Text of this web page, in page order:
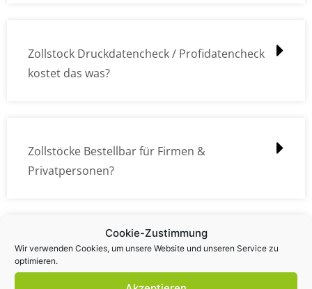
Cookie-Zustimmung
Wir verwenden Cookies, um unsere Website und unseren Service zu
optimieren.
Zollstock Druckdatencheck / Profidatencheck
kostet das was?
Zollstöcke Bestellbar für Firmen &
Privatpersonen?
Wie kann ich die Daten (z.B. Logos und Texte)
übermitteln?